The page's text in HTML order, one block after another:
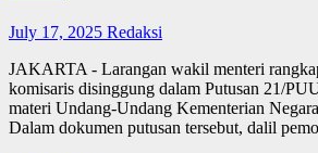
July 17, 2025 Redaksi
JAKARTA - Larangan wakil menteri
komisaris disinggung dalam Putusan 21/
materi Undang-Undang Kementerian
Dalam dokumen putusan tersebut, dalil